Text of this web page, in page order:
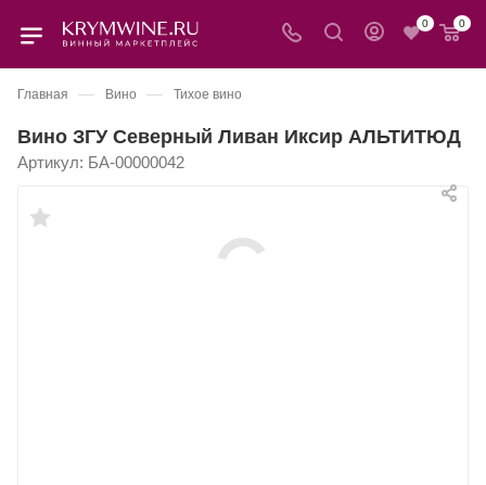
0 0
Главная — Вино — Тихое вино
Вино ЗГУ Северный Ливан Иксир АЛЬТИТЮД
Артикул: БА-00000042